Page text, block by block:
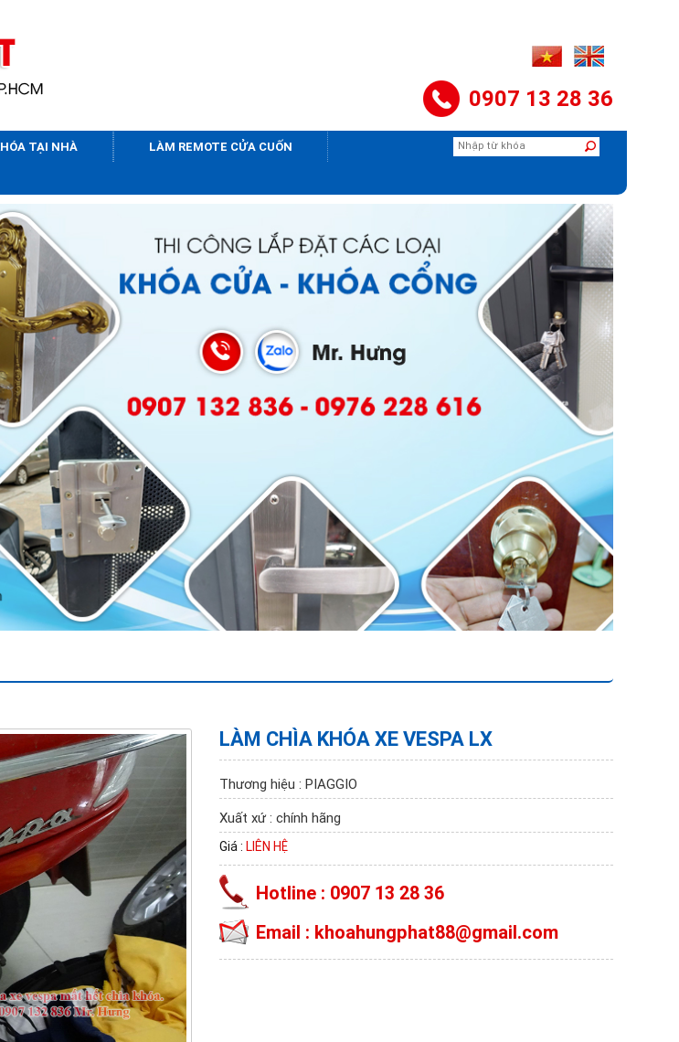
0907 13 28 36
TẠI NHÀ LÀM REMOTE CỬA CUỐN
LÀM CHÌA KHÓA XE VESPA LX
Thương hiệu : PIAGGIO
Xuất xứ : chính hãng
Giá : LIÊN HỆ
Hotline : 0907 13 28 36
Email : khoahungphat88@gmail.com